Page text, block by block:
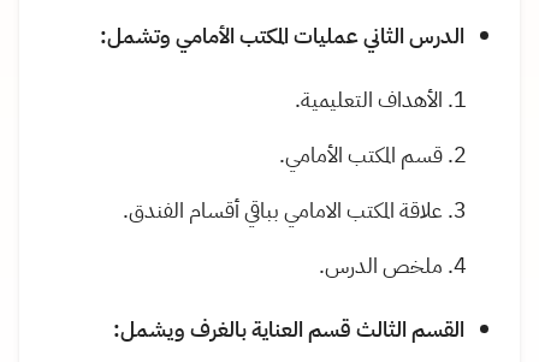
الدرس الثاني عمليات المكتب الأمامي وتشمل:
الأهداف التعليمية.
قسم المكتب الأمامي.
علاقة المكتب الامامي بباقي أقسام الفندق.
ملخص الدرس.
القسم الثالث قسم العناية بالغرف ويشمل: